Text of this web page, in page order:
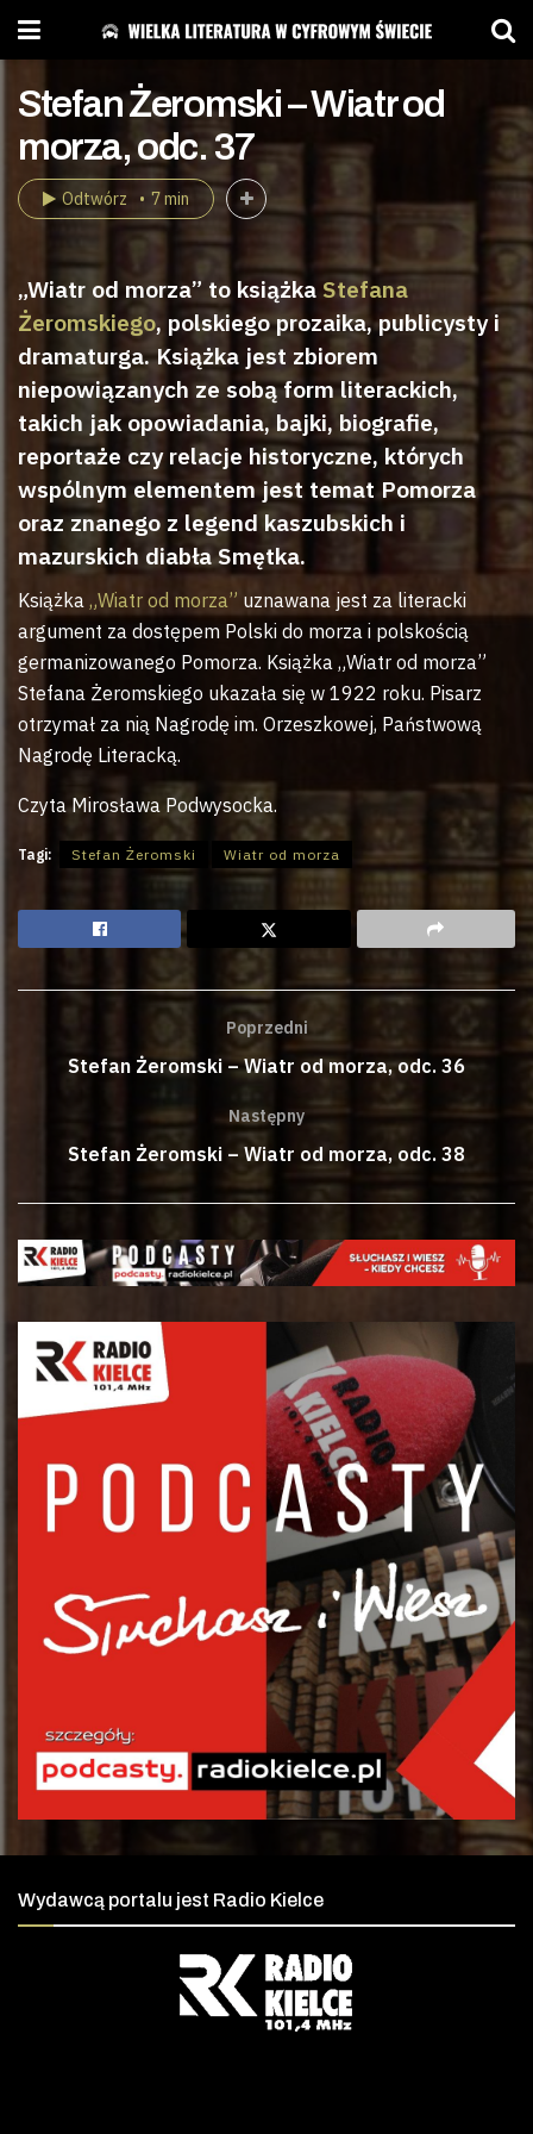
Stefan Żeromski – Wiatr od
morza, odc. 37
Odtwórz 7 min
„Wiatr od morza” to książka Stefana
Żeromskiego, polskiego prozaika, publicysty i
dramaturga. Książka jest zbiorem
niepowiązanych ze sobą form literackich,
takich jak opowiadania, bajki, biografie,
reportaże czy relacje historyczne, których
wspólnym elementem jest temat Pomorza
oraz znanego z legend kaszubskich i
mazurskich diabła Smętka.
Książka „Wiatr od morza” uznawana jest za literacki
argument za dostępem Polski do morza i polskością
germanizowanego Pomorza. Książka „Wiatr od morza”
Stefana Żeromskiego ukazała się w 1922 roku. Pisarz
otrzymał za nią Nagrodę im. Orzeszkowej, Państwową
Nagrodę Literacką.
Czyta Mirosława Podwysocka.
Tagi: Stefan Żeromski Wiatr od morza
Poprzedni
Stefan Żeromski – Wiatr od morza, odc. 36
Następny
Stefan Żeromski – Wiatr od morza, odc. 38
Wydawcą portalu jest Radio Kielce